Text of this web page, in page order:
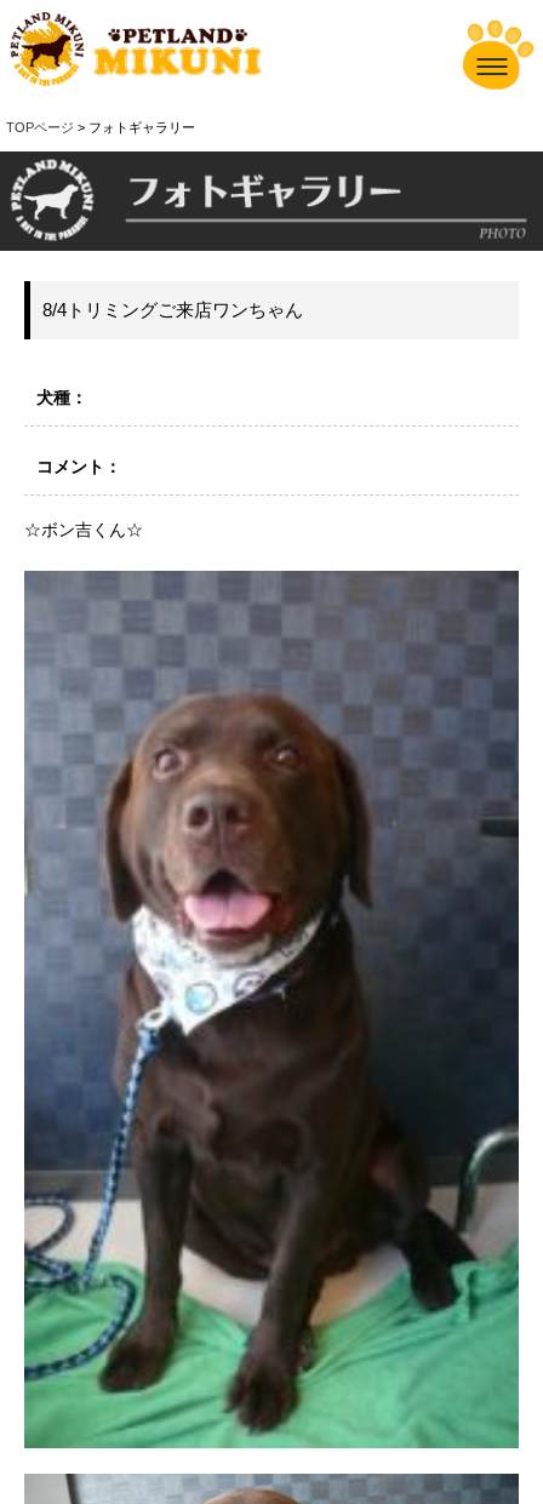
TOPページ > フォトギャラリー
8/4トリミングご来店ワンちゃん
犬種：
コメント：
☆ボン吉くん☆